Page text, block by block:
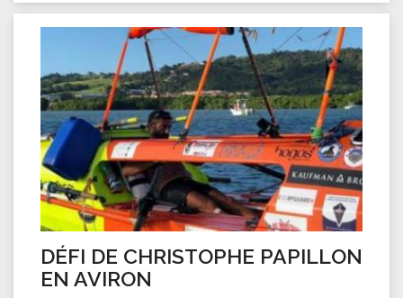
DÉFI DE CHRISTOPHE PAPILLON
EN AVIRON